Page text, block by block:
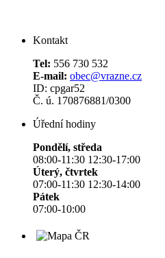
Kontakt
Tel: 556 730 532
E-mail: obec@vrazne.cz
ID: cpgar52
Č. ú. 170876881/0300
Úřední hodiny
Pondělí, středa
08:00-11:30 12:30-17:00
Úterý, čtvrtek
07:00-11:30 12:30-14:00
Pátek
07:00-10:00